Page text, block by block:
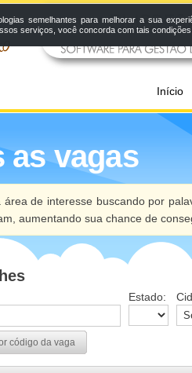
Início
as vagas
área de interesse buscando por
aumentando sua chance de
Estado:
código da vaga
semelhantes para melhorar a sua
serviços, você concorda com tais